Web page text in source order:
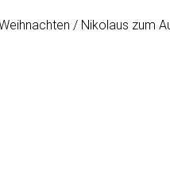
/ Nikolaus zum